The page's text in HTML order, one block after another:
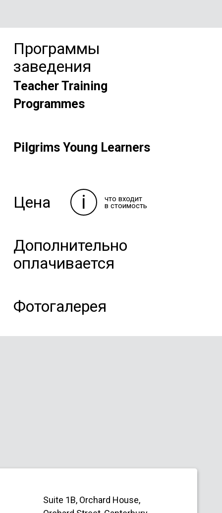
Программы
заведения
Teacher Training
Programmes
Pilgrims Young Learners
Цена i что входит
в стоимость
Дополнительно
оплачивается
Фотогалерея
Suite 1B, Orchard House,